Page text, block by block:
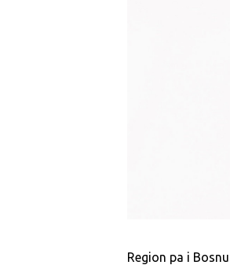
Region pa i